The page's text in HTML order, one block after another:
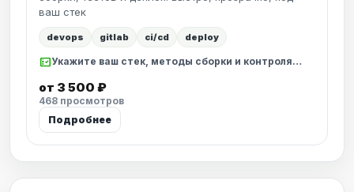
ваш стек
devops gitlab ci/cd deploy
fact_checkУкажите ваш стек, методы сборки и контроля…
от 3 500 ₽
468 просмотров
Подробнее